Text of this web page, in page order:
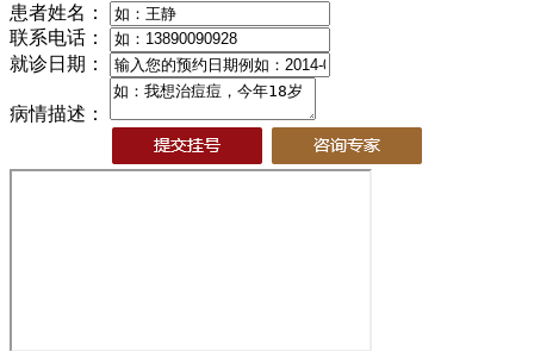
患者姓名：
联系电话：
就诊日期：
病情描述：